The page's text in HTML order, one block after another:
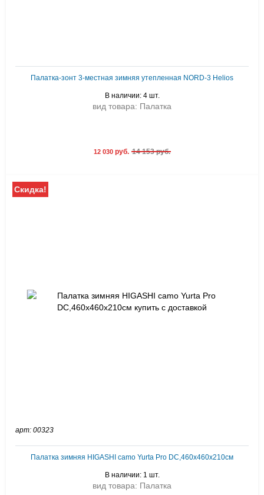
Палатка-зонт 3-местная зимняя утепленная NORD-3 Helios
В наличии: 4 шт.
вид товара: Палатка
12 030 руб. 14 153 руб.
Скидка!
арт: 00323
Палатка зимняя HIGASHI camo Yurta Pro DC,460х460х210см
В наличии: 1 шт.
вид товара: Палатка